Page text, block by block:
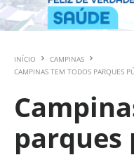
INÍCIO
CAMPINAS
CAMPINAS TEM TODOS PARQUES
parques